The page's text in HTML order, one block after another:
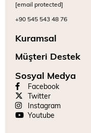
[email protected]
+90 545 543 48 76
Kuramsal
Müşteri Destek
Sosyal Medya
Facebook
Twitter
Instagram
Youtube